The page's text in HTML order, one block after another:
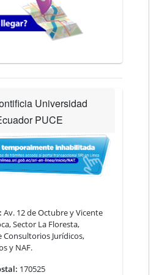
Universidad
PUCE
Av. 12 de Octubre y Vicente
Sector La Floresta,
Consultorios Jurídicos,
y NAF.
170525